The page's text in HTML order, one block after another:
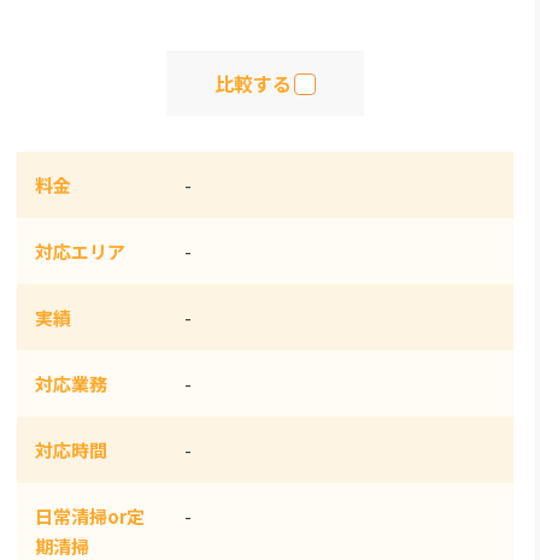
比較する
料金 -
対応エリア -
実績 -
対応業務 -
対応時間 -
日常清掃or定
期清掃
-